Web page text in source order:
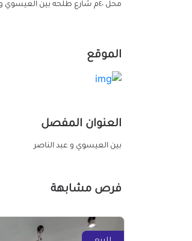
محل ٤٠م شارع طلحه بين العيسوي وعبدالناصر مكان حيوي مطلوب مليون ٤٠٠قابل للتفاوض
الموقع
العنوان المفصل
بين العيسوي و عبد الناصر
فرص مشابهة